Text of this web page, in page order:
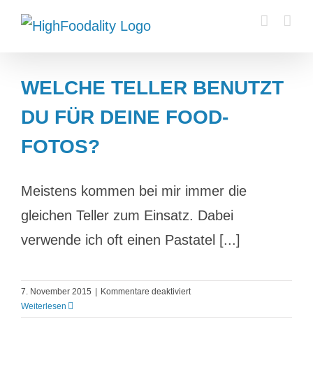
Zum
Inhalt
WELCHE TELLER BENUTZT
DU FÜR DEINE FOOD-
FOTOS?
Meistens kommen bei mir immer die
gleichen Teller zum Einsatz. Dabei
verwende ich oft einen Pastatel [...]
7. November 2015 Kommentare deaktiviertfür
Teller
Weiterlesen